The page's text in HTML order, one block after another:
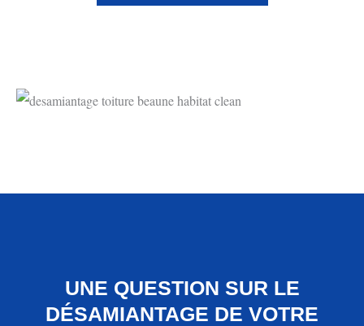
UNE QUESTION SUR LE
DÉSAMIANTAGE DE VOTRE